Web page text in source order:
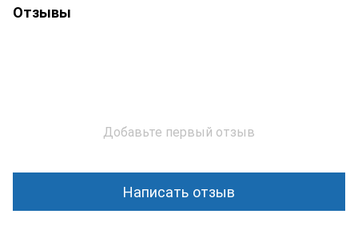
Отзывы
Добавьте первый отзыв
Написать отзыв